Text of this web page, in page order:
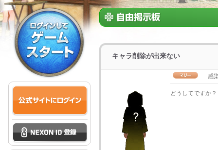
キャラ削除が出来ない
感
どうしてですか？